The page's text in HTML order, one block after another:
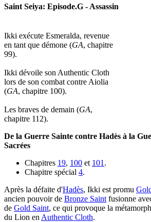
Saint Seiya: Episode.G - Assassin
Ikki exécute Esmeralda, revenue
en tant que démone (GA, chapitre
99).
Ikki dévoile son Authentic Cloth
lors de son combat contre Aiolia
(GA, chapitre 100).
Les braves de demain (GA,
chapitre 112).
De la Guerre Sainte contre Hadès à la
Sacrées
Chapitres 19, 100 et 101 .
Chapitre spécial 4.
Après la défaite d'Hadès, Ikki est promu
ancien pouvoir de Bronze Saint fusionne
de Gold Saint, ce qui provoque la
du Lion en Authentic Cloth.